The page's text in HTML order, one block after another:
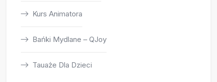
Kurs Animatora
Bańki Mydlane – QJoy
Tauaże Dla Dzieci